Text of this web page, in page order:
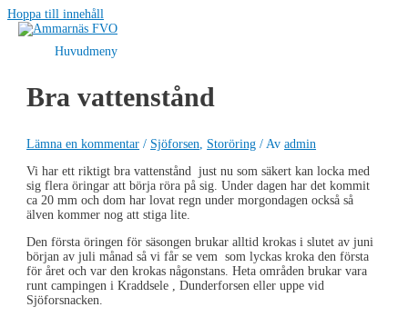
Hoppa till innehåll
Huvudmeny
Bra vattenstånd
Lämna en kommentar / Sjöforsen Storöring / Av admin
Vi har ett riktigt bra vattenstånd just nu som säkert kan locka med
sig flera öringar att börja röra på sig. Under dagen har det kommit
ca 20 mm och dom har lovat regn under morgondagen också så
älven kommer nog att stiga lite.
Den första öringen för säsongen brukar alltid krokas i slutet av juni
början av juli månad så vi får se vem som lyckas kroka den första
för året och var den krokas någonstans. Heta områden brukar vara
runt campingen i Kraddsele , Dunderforsen eller uppe vid
Sjöforsnacken.